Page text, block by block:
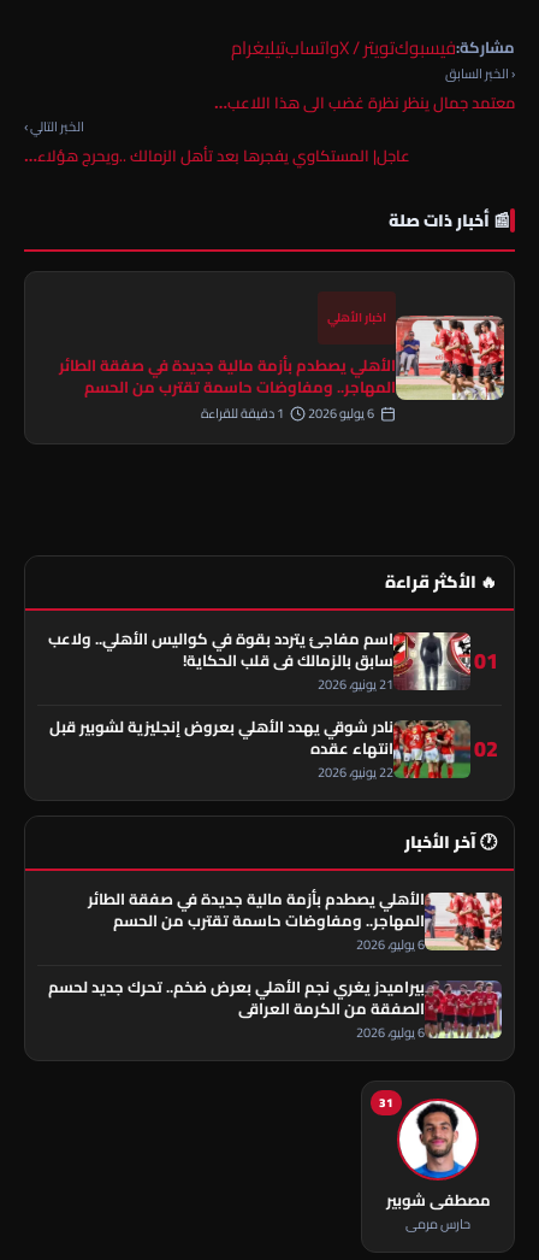
مشاركة:فيسبوكتويتر / X واتسابتيليغرام
‹ الخبر السابق
معتمد جمال ينظر نظرة غضب الى هذا اللاعب…
الخبر التالي ›
عاجل| المستكاوي يفجرها بعد تأهل الزمالك ..ويحرج هؤلاء…
📰 أخبار ذات صلة
اخبار الأهلي
الأهلي يصطدم بأزمة مالية جديدة في صفقة الطائر
المهاجر.. ومفاوضات حاسمة تقترب من الحسم
🔥 الأكثر قراءة
01
اسم مفاجئ يتردد بقوة في كواليس الأهلي.. ولاعب
سابق بالزمالك في قلب الحكاية!
21 يونيو، 2026
02
نادر شوقي يهدد الأهلي بعروض إنجليزية لشوبير قبل
انتهاء عقده
22 يونيو، 2026
🕐 آخر الأخبار
الأهلي يصطدم بأزمة مالية جديدة في صفقة الطائر
المهاجر.. ومفاوضات حاسمة تقترب من الحسم
6 يوليو، 2026
بيراميدز يغري نجم الأهلي بعرض ضخم.. تحرك جديد لحسم
الصفقة من الكرمة العراقي
6 يوليو، 2026
31
مصطفى شوبير
حارس مرمى